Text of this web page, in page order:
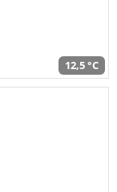
12,5 °C